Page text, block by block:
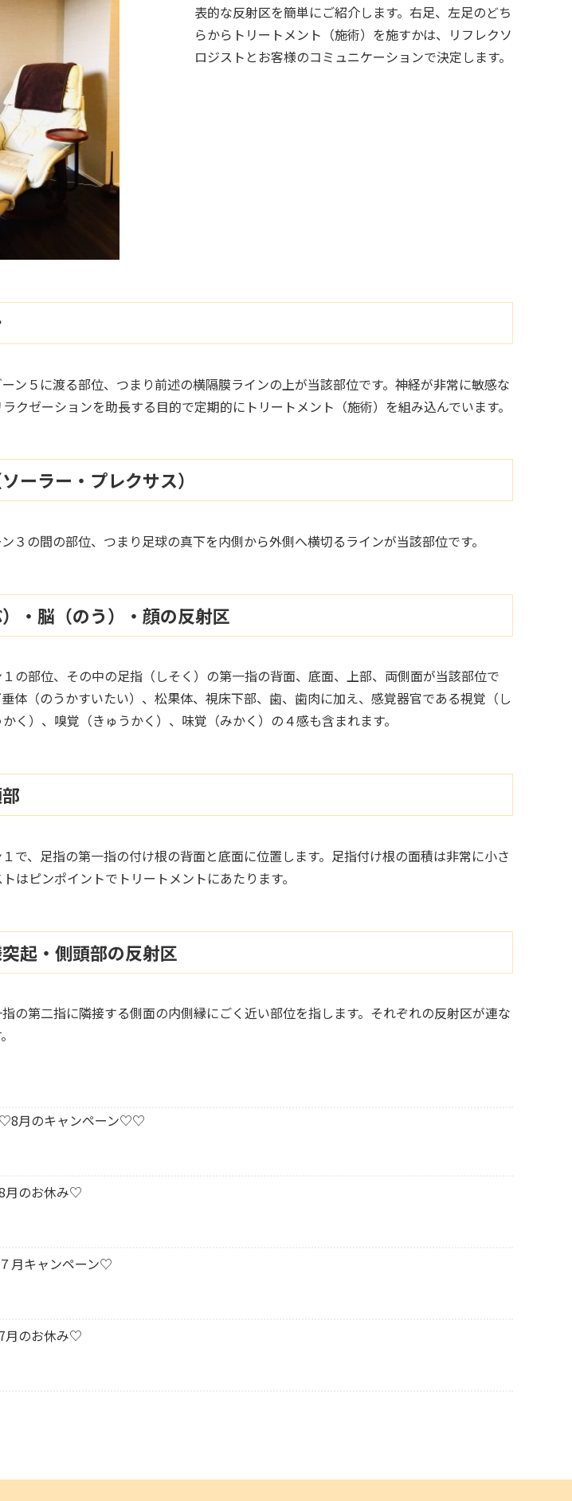
表的な反射区を簡単にご紹介します。右足、左足のどち
らからトリートメント（施術）を施すかは、リフレクソ
ロジストとお客様のコミュニケーションで決定します。
ン５に渡る部位、つまり前述の横隔膜ラインの上が当該部位です。神経が非常に敏感な
クゼーションを助長する目的で定期的にトリートメント（施術）を組み込んでいます。
ーラー・プレクサス）
３の間の部位、つまり足球の真下を内側から外側へ横切るラインが当該部位です。
・脳（のう）・顔の反射区
の部位、その中の足指（しそく）の第一指の背面、底面、上部、両側面が当該部位で
体（のうかすいたい）、松果体、視床下部、歯、歯肉に加え、感覚器官である視覚（し
く）、嗅覚（きゅうかく）、味覚（みかく）の４感も含まれます。
で、足指の第一指の付け根の背面と底面に位置します。足指付け根の面積は非常に小さ
はピンポイントでトリートメントにあたります。
起・側頭部の反射区
の第二指に隣接する側面の内側縁にごく近い部位を指します。それぞれの反射区が連な
月のキャンペーン♡♡
のお休み♡
月キャンペーン♡
のお休み♡